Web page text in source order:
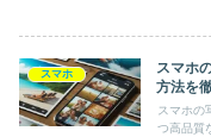
スマホ
スマホ
方法を
スマホの
つ高品質